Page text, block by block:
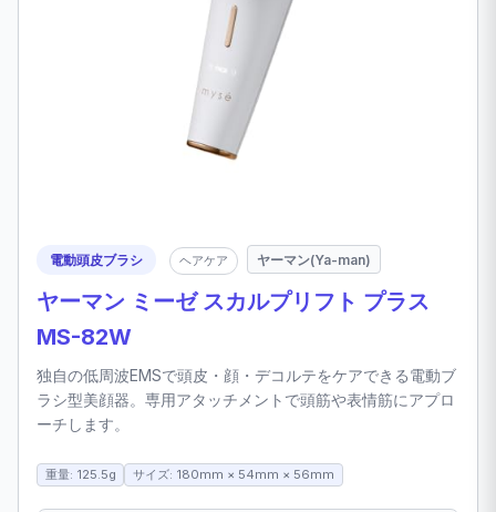
電動頭皮ブラシ ヘアケア ヤーマン(Ya-man)
ヤーマン ミーゼ スカルプリフト プラス
MS-82W
独自の低周波EMSで頭皮・顔・デコルテをケアできる電動ブ
ラシ型美顔器。専用アタッチメントで頭筋や表情筋にアプロ
ーチします。
重量: 125.5g サイズ: 180mm × 54mm × 56mm